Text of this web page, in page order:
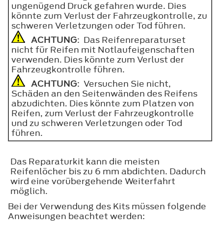
ungenügend Druck gefahren wurde. Dies
könnte zum Verlust der Fahrzeugkontrolle, zu
schweren Verletzungen oder Tod führen.
ACHTUNG: Das Reifenreparaturset
nicht für Reifen mit Notlaufeigenschaften
verwenden. Dies könnte zum Verlust der
Fahrzeugkontrolle führen.
ACHTUNG: Versuchen Sie nicht,
Schäden an den Seitenwänden des Reifens
abzudichten. Dies könnte zum Platzen von
Reifen, zum Verlust der Fahrzeugkontrolle
und zu schweren Verletzungen oder Tod
führen.
Das Reparaturkit kann die meisten
Reifenlöcher bis zu 6 mm abdichten. Dadurch
wird eine vorübergehende Weiterfahrt
möglich.
Bei der Verwendung des Kits müssen folgende
Anweisungen beachtet werden: